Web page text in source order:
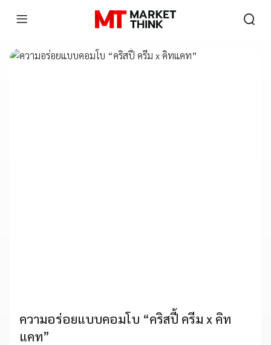
ความอร่อยแบบคอมโบ “คริสปี้ ครีม x คิท
แคท”